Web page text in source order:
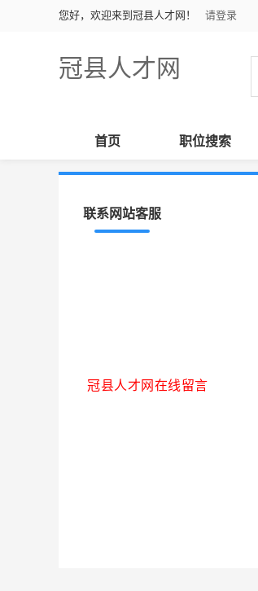
您好，欢迎来到冠县人才网！ 请登录
冠县人才网
首页 职位搜索
联系网站客服
冠县人才网在线留言